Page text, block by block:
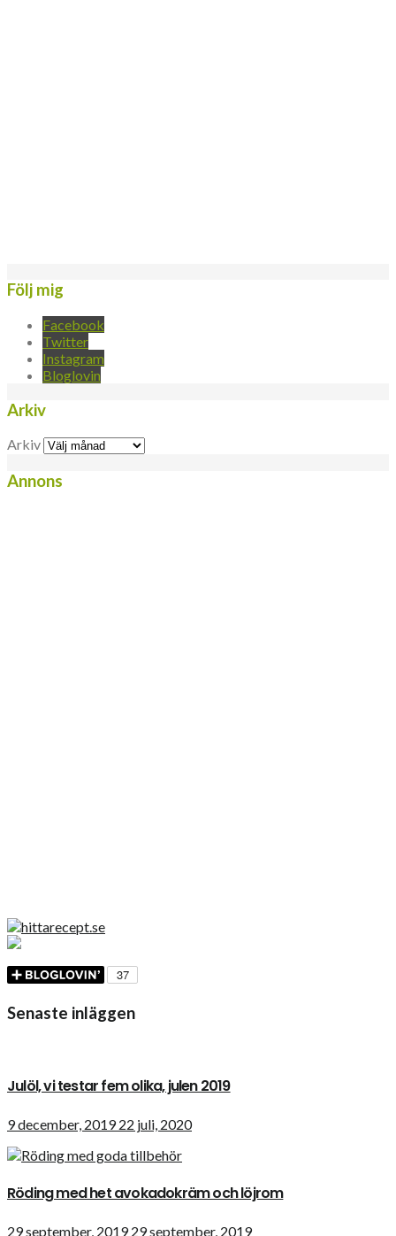
Följ mig
Facebook
Twitter
Instagram
Bloglovin
Arkiv
Arkiv
Annons
Senaste inläggen
Julöl, vi testar fem olika, julen 2019
9 december, 2019 22 juli, 2020
Röding med het avokadokräm och löjrom
29 september, 2019 29 september, 2019